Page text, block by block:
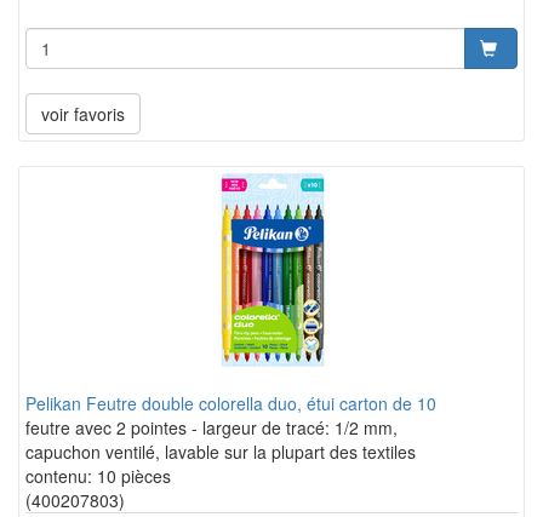
voir favoris
Pelikan Feutre double colorella duo, étui carton de 10
feutre avec 2 pointes - largeur de tracé: 1/2 mm,
capuchon ventilé, lavable sur la plupart des textiles
contenu: 10 pièces
(400207803)